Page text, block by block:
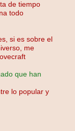
de tiempo
todo
si es sobre el
me
que han
lo popular y